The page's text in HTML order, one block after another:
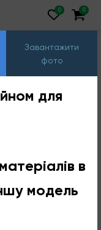
Завантажити
фото
для
в
модель